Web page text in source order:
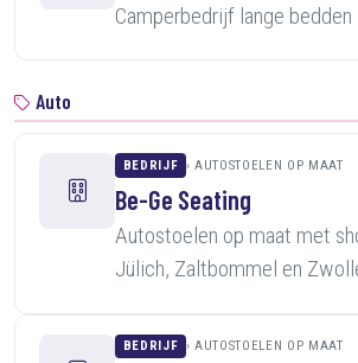
Camperbedrijf lange
Auto
BEDRIJF AUTOSTOELEN OP MAAT
Be-Ge Seating
Autostoelen op maat met
Jülich, Zaltbommel en
BEDRIJF AUTOSTOELEN OP MAAT